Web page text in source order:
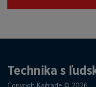
Technika s